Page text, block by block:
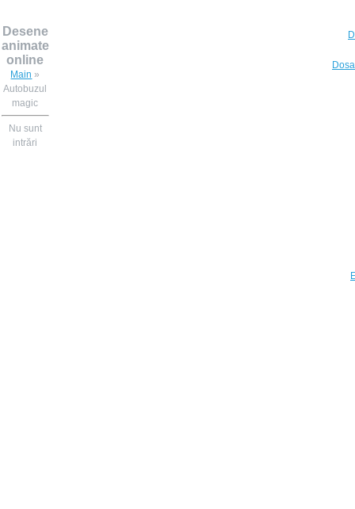
Desene
animate
online
Main »
Autobuzul
magic
Nu sunt
intrări